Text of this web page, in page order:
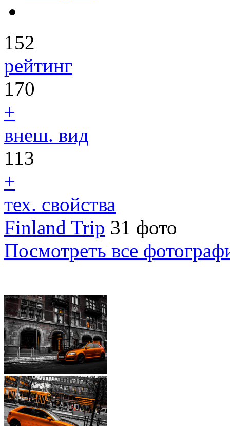
152
рейтинг
170
+
внеш. вид
113
+
тех. свойства
Finland Trip 31 фото
Посмотреть все